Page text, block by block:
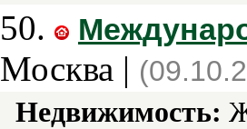
50.
Москва |
Недвижимость: